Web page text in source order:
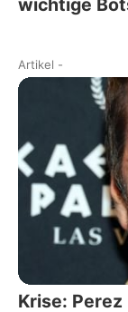
wichtige
Artikel -
Krise: